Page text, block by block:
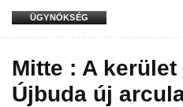
ÜGYNÖKSÉG
Mitte : A
Újbuda új